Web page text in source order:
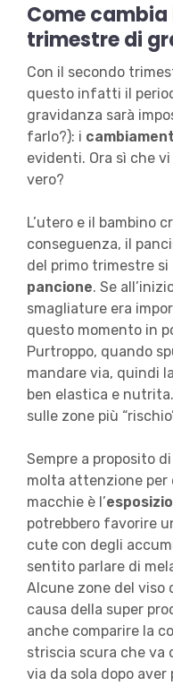
Come
trimestre di
Con il secondo
questo infatti il
gravidanza sarà
farlo?): i
evidenti. Ora sì che
vero?
L’utero e il bambino
conseguenza, il
del primo trimestre
pancione. Se
smagliature era
questo momento in
Purtroppo, quando
mandare via, quindi
ben elastica e
sulle zone più
Sempre a proposito
molta attenzione
macchie è l’
potrebbero favorire
cute con degli
sentito parlare di
Alcune zone del viso
causa della super
anche comparire la
striscia scura che va
via da sola dopo aver